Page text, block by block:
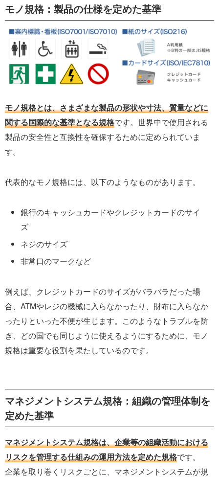
モノ規格：製品の仕様を定めた基準
モノ規格とは、さまざまな製品の形状や寸法、質量などに
関する国際的な基準となる規格です。世界中で使用される
製品の安全性と互換性を確保するために定められていま
す。
代表的なモノ規格には、以下のようなものがあります。
銀行のキャッシュカードやクレジットカードのサイ
ズ
ネジのサイズ
非常口のマークなど
例えば、クレジットカードのサイズがバラバラだった場
合、ATMやレジの機械に入らなかったり、財布に入らなか
ったりといった不便が生じます。このようなトラブルを防
ぎ、どの国でも同じように使えるようにするために、モノ
規格は重要な役割を果たしているのです。
マネジメントシステム規格：組織の管理体制を
定めた基準
マネジメントシステム規格は、企業等の組織活動における
リスクを管理する仕組みの運用方法を定めた規格です。
企業を取り巻くリスクごとに、マネジメントシステムが規